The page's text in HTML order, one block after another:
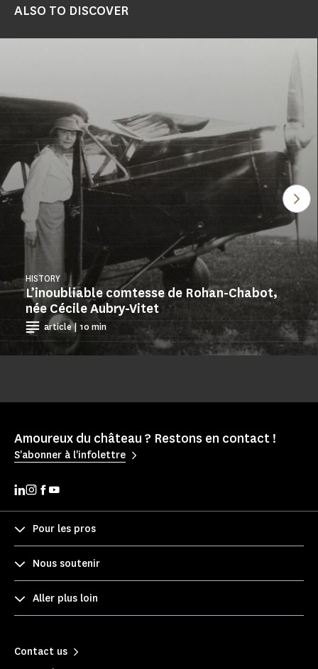
ALSO TO DISCOVER
L’inoubliable comtesse de Rohan-Chabot,
née Cécile Aubry-Vitet
HISTORY
article | 10 min
Amoureux du château ? Restons en contact !
S'abonner à l'infolettre
Pour les pros
Nous soutenir
Aller plus loin
Contact us